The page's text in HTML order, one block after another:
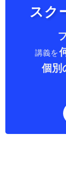
スク
講義を
個別